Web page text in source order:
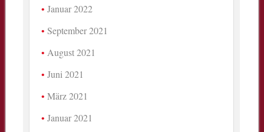
Januar 2022
September 2021
August 2021
Juni 2021
März 2021
Januar 2021